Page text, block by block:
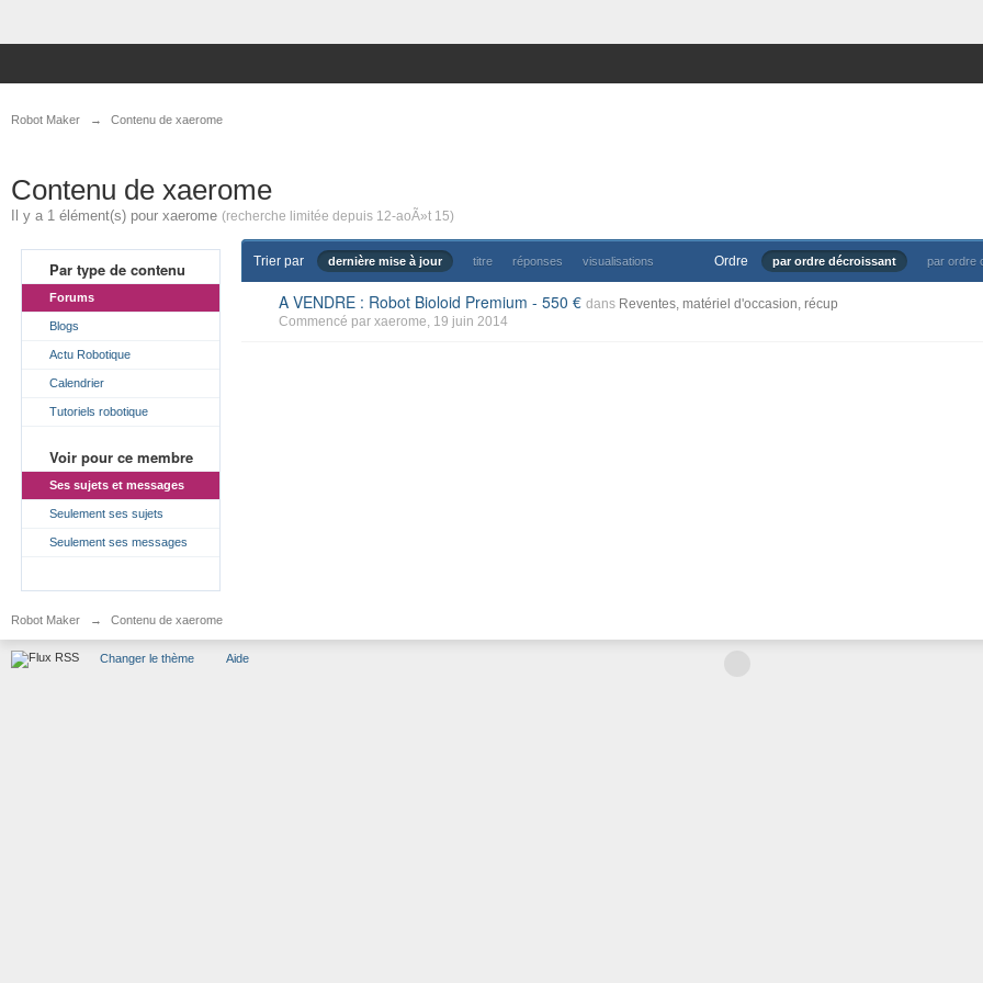
Robot Maker → Contenu de xaerome
Contenu de xaerome
Il y a 1 élément(s) pour xaerome (recherche limitée depuis 12-aoÃ»t 15)
Par type de contenu
Forums
Blogs
Actu Robotique
Calendrier
Tutoriels robotique
Voir pour ce membre
Ses sujets et messages
Seulement ses sujets
Seulement ses messages
Trier par dernière mise à jour titre réponses visualisations Ordre par ordre décroissant par ordre
A VENDRE : Robot Bioloid Premium - 550 € dans Reventes, matériel d'occasion, récup
Commencé par xaerome, 19 juin 2014
Robot Maker → Contenu de xaerome
Changer le thème Aide